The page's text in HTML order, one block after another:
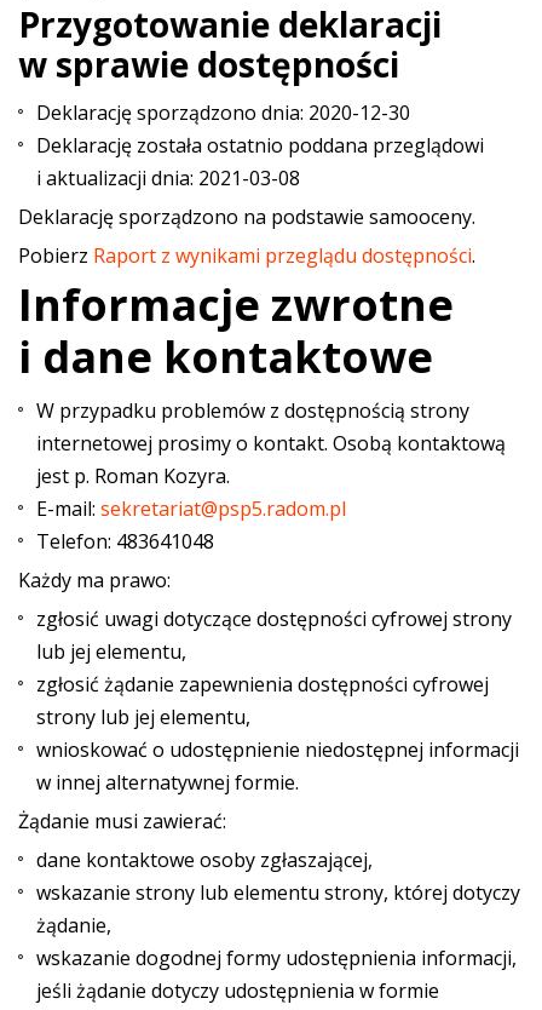
Przygotowanie deklaracji
w sprawie dostępności
Deklarację sporządzono dnia: 2020-12-30
Deklarację została ostatnio poddana przeglądowi
i aktualizacji dnia: 2021-03-08
Deklarację sporządzono na podstawie samooceny.
Pobierz Raport z wynikami przeglądu dostępności.
Informacje zwrotne
i dane kontaktowe
W przypadku problemów z dostępnością strony
internetowej prosimy o kontakt. Osobą kontaktową
jest p. Roman Kozyra.
E-mail: sekretariat@psp5.radom.pl
Telefon: 483641048
Każdy ma prawo:
zgłosić uwagi dotyczące dostępności cyfrowej strony
lub jej elementu,
zgłosić żądanie zapewnienia dostępności cyfrowej
strony lub jej elementu,
wnioskować o udostępnienie niedostępnej informacji
w innej alternatywnej formie.
Żądanie musi zawierać:
dane kontaktowe osoby zgłaszającej,
wskazanie strony lub elementu strony, której dotyczy
żądanie,
wskazanie dogodnej formy udostępnienia informacji,
jeśli żądanie dotyczy udostępnienia w formie